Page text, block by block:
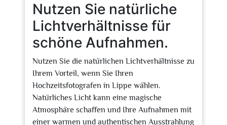
Nutzen Sie natürliche
Lichtverhältnisse für
schöne Aufnahmen.
Nutzen Sie die natürlichen Lichtverhältnisse zu
Ihrem Vorteil, wenn Sie Ihren
Hochzeitsfotografen in Lippe wählen.
Natürliches Licht kann eine magische
Atmosphäre schaffen und Ihre Aufnahmen mit
einer warmen und authentischen Ausstrahlung